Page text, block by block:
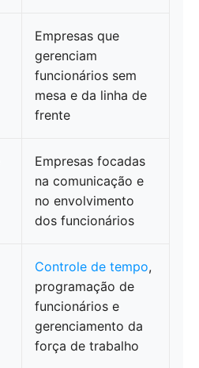
Empresas que
gerenciam
funcionários sem
mesa e da linha de
frente
Empresas focadas
na comunicação e
no envolvimento
dos funcionários
Controle de tempo,
programação de
funcionários e
gerenciamento da
força de trabalho